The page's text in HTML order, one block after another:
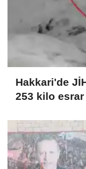
Hakkari'de
253 kilo